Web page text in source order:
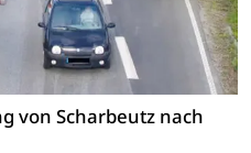
von Scharbeutz nach